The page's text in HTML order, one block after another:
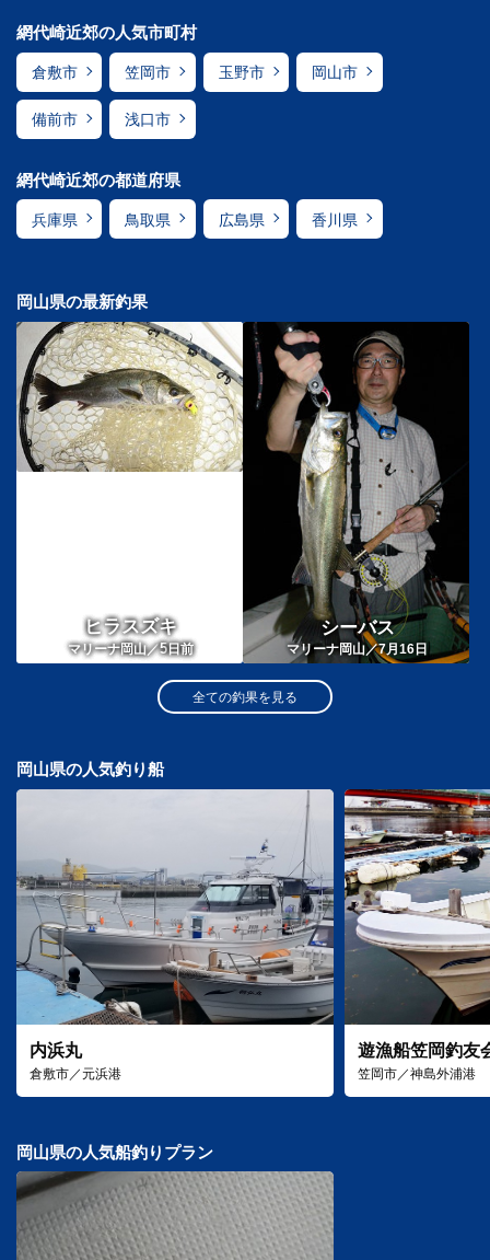
網代崎近郊の人気市町村
倉敷市 笠岡市 玉野市 岡山市
備前市 浅口市
網代崎近郊の都道府県
兵庫県 鳥取県 広島県 香川県
岡山県の最新釣果
ヒラスズキ
マリーナ岡山／5日前
シーバス
マリーナ岡山／7月16日
全ての釣果を見る
岡山県の人気釣り船
内浜丸
倉敷市／元浜港
遊漁船笠岡釣友
笠岡市／神島外浦港
岡山県の人気船釣りプラン